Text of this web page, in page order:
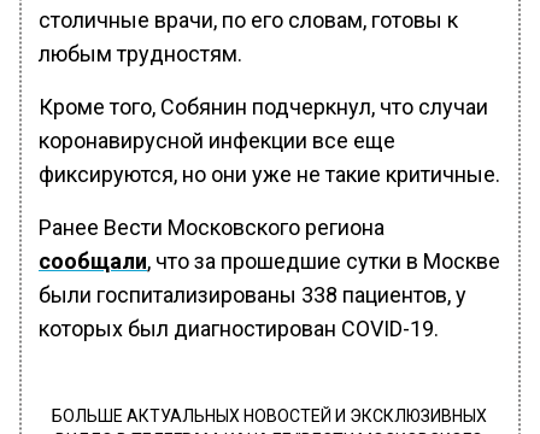
столичные врачи, по его словам, готовы к
любым трудностям.
Кроме того, Собянин подчеркнул, что случаи
коронавирусной инфекции все еще
фиксируются, но они уже не такие критичные.
Ранее Вести Московского региона
сообщали, что за прошедшие сутки в Москве
были госпитализированы 338 пациентов, у
которых был диагностирован COVID-19.
БОЛЬШЕ АКТУАЛЬНЫХ НОВОСТЕЙ И ЭКСКЛЮЗИВНЫХ